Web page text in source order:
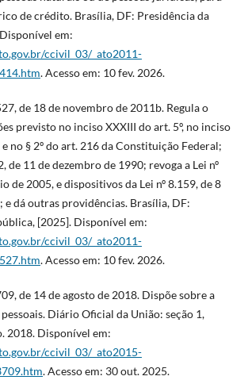
de crédito. Brasília, DF: Presidência da
em:
ccivil_03/_ato2011-
. Acesso em: 10 fev. 2026.
de 18 de novembro de 2011b. Regula o
previsto no inciso XXXIII do art. 5º, no inciso
e no § 2º do art. 216 da Constituição Federal;
de 11 de dezembro de 1990; revoga a Lei nº
de 2005, e dispositivos da Lei nº 8.159, de 8
e dá outras providências. Brasília, DF:
[2025]. Disponível em:
ccivil_03/_ato2011-
. Acesso em: 10 fev. 2026.
de 14 de agosto de 2018. Dispõe sobre a
Diário Oficial da União: seção 1,
2018. Disponível em:
ccivil_03/_ato2015-
. Acesso em: 30 out. 2025.